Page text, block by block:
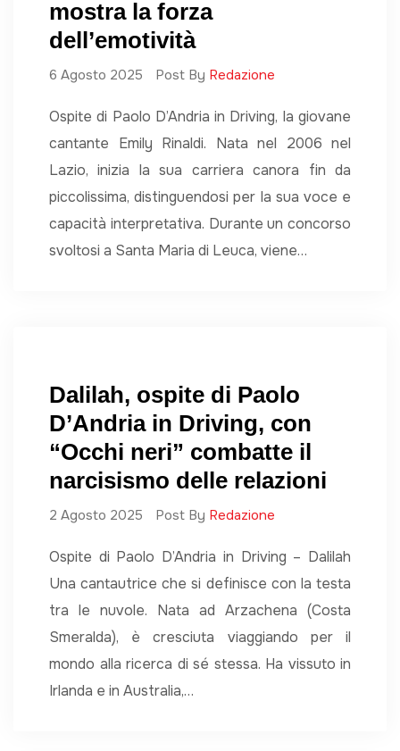
mostra la forza
dell’emotività
6 Agosto 2025 Post By Redazione
Ospite di Paolo D’Andria in Driving, la giovane
cantante Emily Rinaldi. Nata nel 2006 nel
Lazio, inizia la sua carriera canora fin da
piccolissima, distinguendosi per la sua voce e
capacità interpretativa. Durante un concorso
svoltosi a Santa Maria di Leuca, viene…
Dalilah, ospite di Paolo
D’Andria in Driving, con
“Occhi neri” combatte il
narcisismo delle relazioni
2 Agosto 2025 Post By Redazione
Ospite di Paolo D’Andria in Driving – Dalilah
Una cantautrice che si definisce con la testa
tra le nuvole. Nata ad Arzachena (Costa
Smeralda), è cresciuta viaggiando per il
mondo alla ricerca di sé stessa. Ha vissuto in
Irlanda e in Australia,…